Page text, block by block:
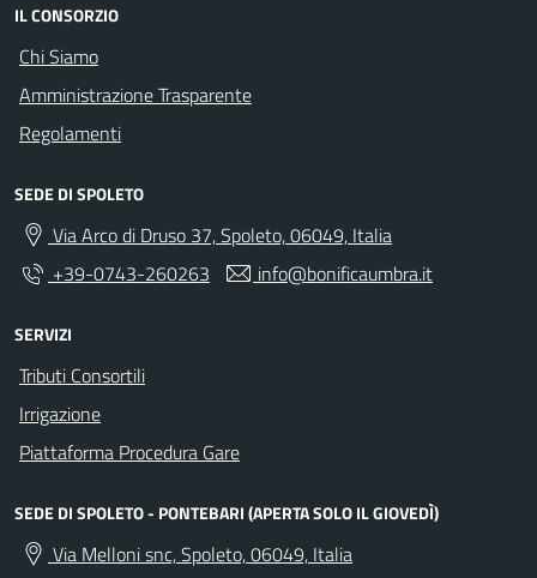
IL CONSORZIO
Chi Siamo
Amministrazione Trasparente
Regolamenti
SEDE DI SPOLETO
Via Arco di Druso 37, Spoleto, 06049, Italia
+39-0743-260263
info@bonificaumbra.it
SERVIZI
Tributi Consortili
Irrigazione
Piattaforma Procedura Gare
SEDE DI SPOLETO - PONTEBARI (APERTA SOLO IL GIOVEDÌ)
Via Melloni snc, Spoleto, 06049, Italia